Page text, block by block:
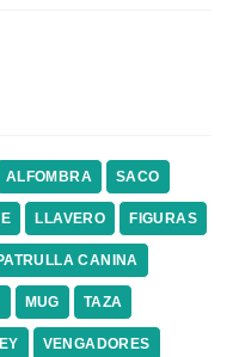
ALFOMBRA SACO
LLAVERO FIGURAS
CANINA
MUG TAZA
VENGADORES